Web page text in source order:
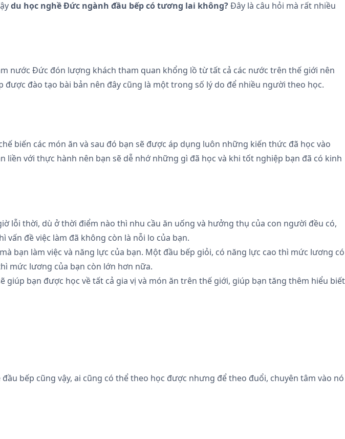
du học nghề Đức ngành đầu bếp có tương lai không?Đây là câu hỏi mà rất nhiều
nước Đức đón lượng khách tham quan khổng lồ từ tất cả các nước trên thế giới nên
đào tạo bài bản nên đây cũng là một trong số lý do để nhiều người theo học.
biến các món ăn và sau đó bạn sẽ được áp dụng luôn những kiến thức đã học vào
với thực hành nên bạn sẽ dễ nhớ những gì đã học và khi tốt nghiệp bạn đã có kinh
lỗi thời, dù ở thời điểm nào thì nhu cầu ăn uống và hưởng thụ của con người đều có,
đề việc làm đã không còn là nỗi lo của bạn.
bạn làm việc và năng lực của bạn. Một đầu bếp giỏi, có năng lực cao thì mức lương có
mức lương của bạn còn lớn hơn nữa.
bạn được học về tất cả gia vị và món ăn trên thế giới, giúp bạn tăng thêm hiểu biết
bếp cũng vậy, ai cũng có thể theo học được nhưng để theo đuổi, chuyên tâm vào nó